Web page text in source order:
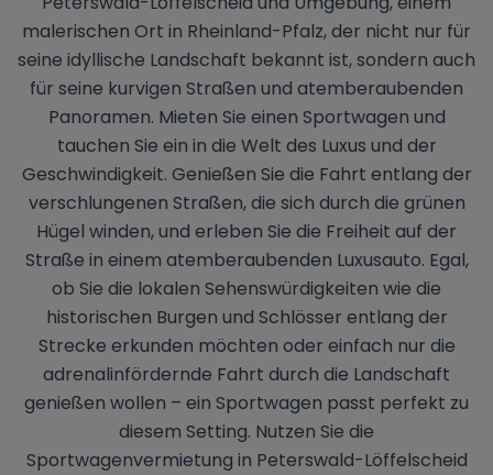
malerischen Ort in Rheinland-Pfalz, der nicht nur für
seine idyllische Landschaft bekannt ist, sondern auch
für seine kurvigen Straßen und atemberaubenden
Panoramen. Mieten Sie einen Sportwagen und
tauchen Sie ein in die Welt des Luxus und der
Geschwindigkeit. Genießen Sie die Fahrt entlang der
verschlungenen Straßen, die sich durch die grünen
Hügel winden, und erleben Sie die Freiheit auf der
Straße in einem atemberaubenden Luxusauto. Egal,
ob Sie die lokalen Sehenswürdigkeiten wie die
historischen Burgen und Schlösser entlang der
Strecke erkunden möchten oder einfach nur die
adrenalinfördernde Fahrt durch die Landschaft
genießen wollen – ein Sportwagen passt perfekt zu
diesem Setting. Nutzen Sie die
Sportwagenvermietung in Peterswald-Löffelscheid